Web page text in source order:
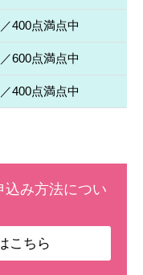
400点満点中
600点満点中
400点満点中
込み方法につい
こちら